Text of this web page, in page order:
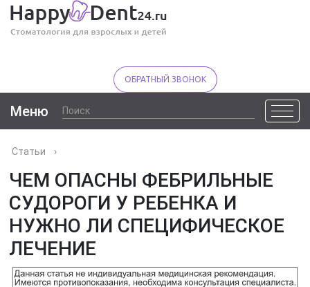
ОБРАТНЫЙ ЗВОНОК
Меню
Статьи ›
ЧЕМ ОПАСНЫ ФЕБРИЛЬНЫЕ
СУДОРОГИ У РЕБЕНКА И
НУЖНО ЛИ СПЕЦИФИЧЕСКОЕ
ЛЕЧЕНИЕ